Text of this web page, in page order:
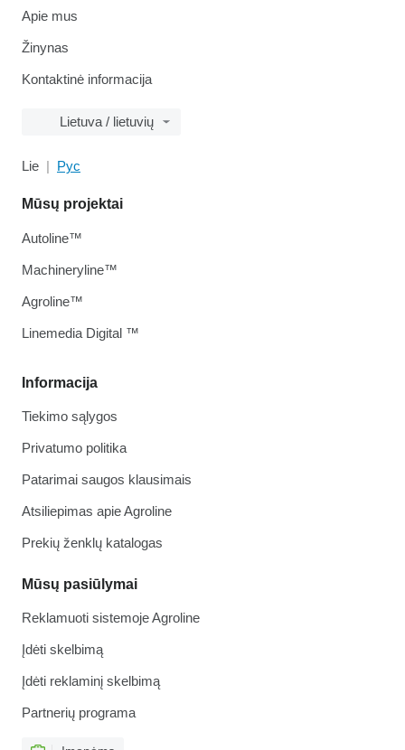
Apie mus
Žinynas
Kontaktinė informacija
Lietuva / lietuvių
Lie Рус
Informacija
Tiekimo sąlygos
Privatumo politika
Patarimai saugos klausimais
Atsiliepimas apie Agroline
Prekių ženklų katalogas
Mūsų pasiūlymai
Reklamuoti sistemoje Agroline
Įdėti skelbimą
Įdėti reklaminį skelbimą
Partnerių programa
Mūsų projektai
Autoline™
Machineryline™
Agroline™
Linemedia Digital ™